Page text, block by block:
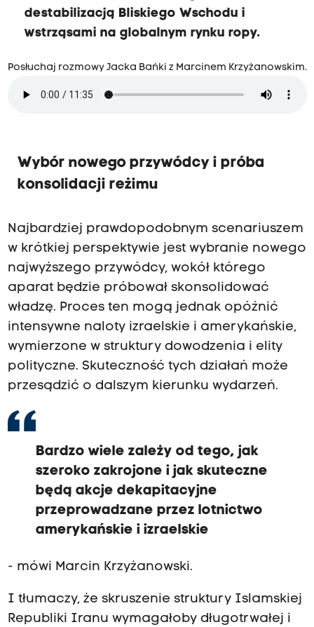
destabilizacją Bliskiego Wschodu i
wstrząsami na globalnym rynku ropy.
Posłuchaj rozmowy Jacka Bańki z Marcinem Krzyżanowskim.
Wybór nowego przywódcy i próba
konsolidacji reżimu
Najbardziej prawdopodobnym scenariuszem
w krótkiej perspektywie jest wybranie nowego
najwyższego przywódcy, wokół którego
aparat będzie próbował skonsolidować
władzę. Proces ten mogą jednak opóźnić
intensywne naloty izraelskie i amerykańskie,
wymierzone w struktury dowodzenia i elity
polityczne. Skuteczność tych działań może
przesądzić o dalszym kierunku wydarzeń.
Bardzo wiele zależy od tego, jak
szeroko zakrojone i jak skuteczne
będą akcje dekapitacyjne
przeprowadzane przez lotnictwo
amerykańskie i izraelskie
- mówi Marcin Krzyżanowski.
I tłumaczy, że skruszenie struktury Islamskiej
Republiki Iranu wymagałoby długotrwałej i